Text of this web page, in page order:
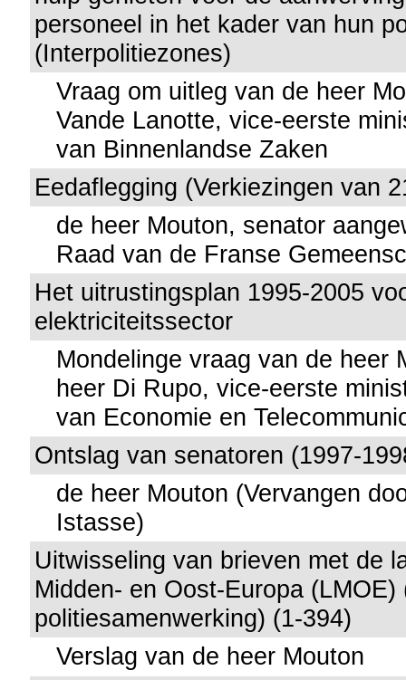
personeel in het kader van hun
(Interpolitiezones)
Vraag om uitleg van de heer
Vande Lanotte, vice-eerste
van Binnenlandse Zaken
Eedaflegging (Verkiezingen van
de heer Mouton, senator
Raad van de Franse
Het uitrustingsplan 1995-2005
elektriciteitssector
Mondelinge vraag van de heer
heer Di Rupo, vice-eerste
van Economie en
Ontslag van senatoren (1997-
de heer Mouton (Vervangen
Istasse)
Uitwisseling van brieven met de
Midden- en Oost-Europa
politiesamenwerking) (1-394)
Verslag van de heer Mouton